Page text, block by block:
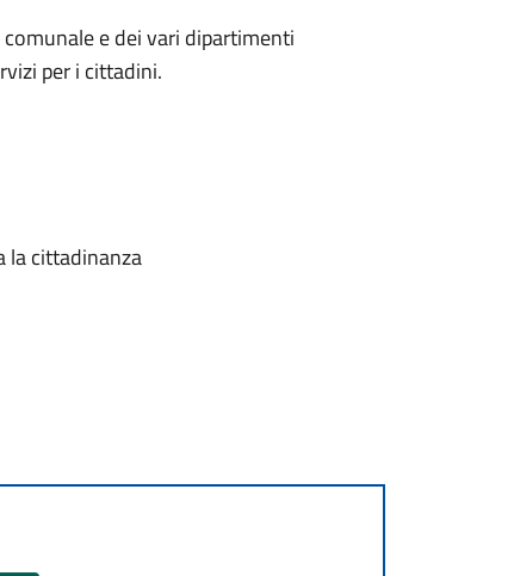
e dei vari dipartimenti
per i cittadini.
la cittadinanza